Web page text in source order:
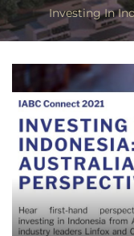
Investing In